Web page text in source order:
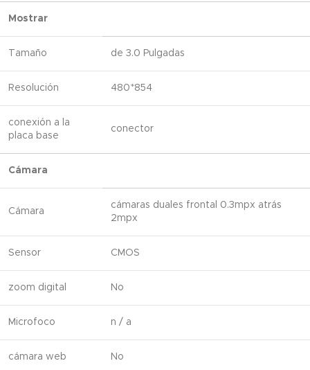
Mostrar
Tamaño de 3.0 Pulgadas
Resolución 480*854
conexión a la
placa base
conector
Cámara
Cámara
cámaras duales frontal 0.3mpx atrás
2mpx
Sensor CMOS
zoom digital No
Microfoco n / a
cámara web No